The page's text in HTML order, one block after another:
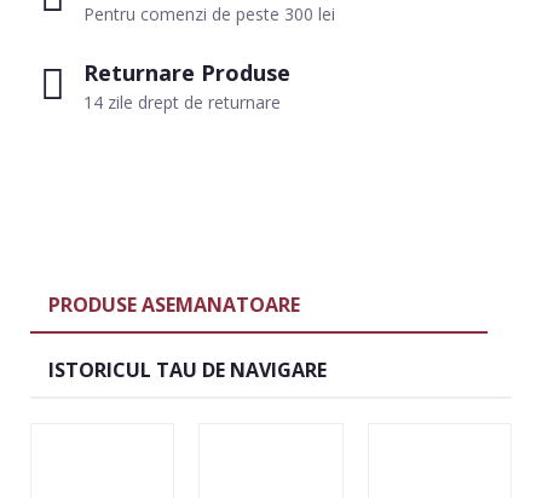
Pentru comenzi de peste 300 lei
Returnare Produse
14 zile drept de returnare
PRODUSE ASEMANATOARE
ISTORICUL TAU DE NAVIGARE